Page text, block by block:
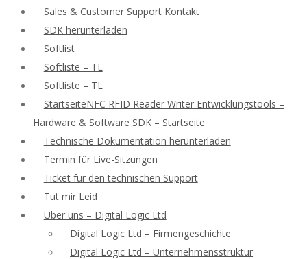
Sales & Customer Support Kontakt
SDK herunterladen
Softlist
Softliste – TL
Softliste – TL
StartseiteNFC RFID Reader Writer Entwicklungstools –
Hardware & Software SDK – Startseite
Technische Dokumentation herunterladen
Termin für Live-Sitzungen
Ticket für den technischen Support
Tut mir Leid
Über uns – Digital Logic Ltd
Digital Logic Ltd – Firmengeschichte
Digital Logic Ltd – Unternehmensstruktur